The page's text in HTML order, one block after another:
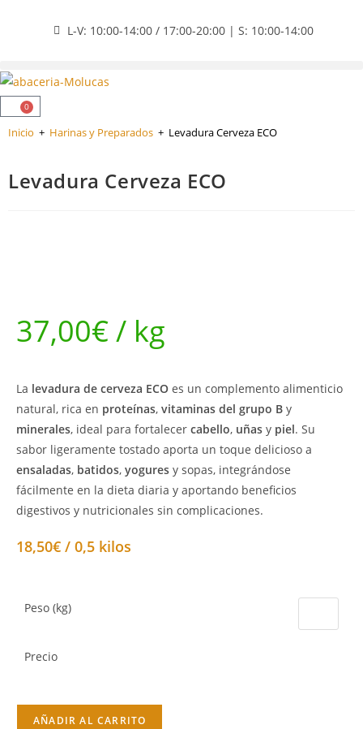
L-V: 10:00-14:00 / 17:00-20:00 | S: 10:00-14:00
0
Inicio + Harinas y Preparados + Levadura Cerveza ECO
Levadura Cerveza ECO
37,00€/ kg
La levadura de cerveza ECO es un complemento alimenticio
natural, rica en proteínas, vitaminas del grupo B y
minerales, ideal para fortalecer cabello, uñas y piel. Su
sabor ligeramente tostado aporta un toque delicioso a
ensaladas, batidos, yogures y sopas, integrándose
fácilmente en la dieta diaria y aportando beneficios
digestivos y nutricionales sin complicaciones.
18,50€ / 0,5 kilos
Peso (kg)
Precio
AÑADIR AL CARRITO